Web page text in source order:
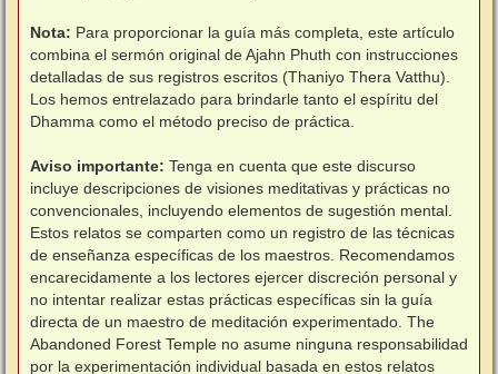
Nota: Para proporcionar la guía más completa, este artículo
combina el sermón original de Ajahn Phuth con instrucciones
detalladas de sus registros escritos (Thaniyo Thera Vatthu).
Los hemos entrelazado para brindarle tanto el espíritu del
Dhamma como el método preciso de práctica.
Aviso importante: Tenga en cuenta que este discurso
incluye descripciones de visiones meditativas y prácticas no
convencionales, incluyendo elementos de sugestión mental.
Estos relatos se comparten como un registro de las técnicas
de enseñanza específicas de los maestros. Recomendamos
encarecidamente a los lectores ejercer discreción personal y
no intentar realizar estas prácticas específicas sin la guía
directa de un maestro de meditación experimentado. The
Abandoned Forest Temple no asume ninguna responsabilidad
por la experimentación individual basada en estos relatos